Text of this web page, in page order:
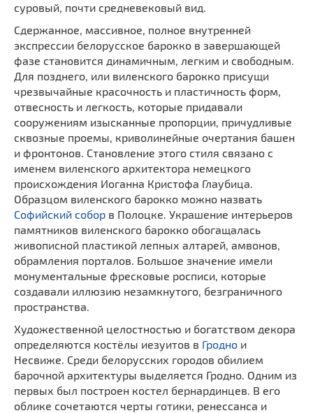
суровый, почти средневековый вид.
Сдержанное, массивное, полное внутренней
экспрессии белорусское барокко в завершающей
фазе становится динамичным, легким и свободным.
Для позднего, или виленского барокко присущи
чрезвычайные красочность и пластичность форм,
отвесность и легкость, которые придавали
сооружениям изысканные пропорции, причудливые
сквозные проемы, криволинейные очертания башен
и фронтонов. Становление этого стиля связано с
именем виленского архитектора немецкого
происхождения Иоганна Кристофа Глаубица.
Образцом виленского барокко можно назвать
Софийский собор в Полоцке. Украшение интерьеров
памятников виленского барокко обогащалась
живописной пластикой лепных алтарей, амвонов,
обрамления порталов. Большое значение имели
монументальные фресковые росписи, которые
создавали иллюзию незамкнутого, безграничного
пространства.
Художественной целостностью и богатством декора
определяются костёлы иезуитов в Гродно и
Несвиже. Среди белорусских городов обилием
барочной архитектуры выделяется Гродно. Одним из
первых был построен костел бернардинцев. В его
облике сочетаются черты готики, ренессанса и